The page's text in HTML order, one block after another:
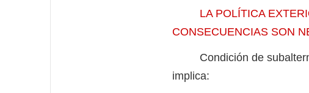
LA POLÍTICA
CONSECUENCIAS SON
Condición de
implica: